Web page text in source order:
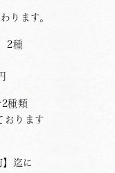
ります。
2種
種類
ります
迄に